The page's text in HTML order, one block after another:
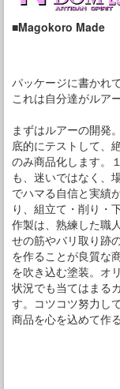
■Magokoro Made
パッケージに書かれ
これは自分達がルア
まずはルアーの開発
底的にテストして、
のみ商品化します。
も、迷いではなく、
でハマる自信と実績
り、組立て・削り・
作製は、熟練した職
せの筋やバリ取り跡
を作ることが良質な
を吹き込む塗装。オ
状況でも当てはまる
す。コツコツ努力し
商品を心を込めて作